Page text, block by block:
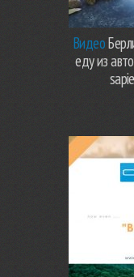
Видео
еду из